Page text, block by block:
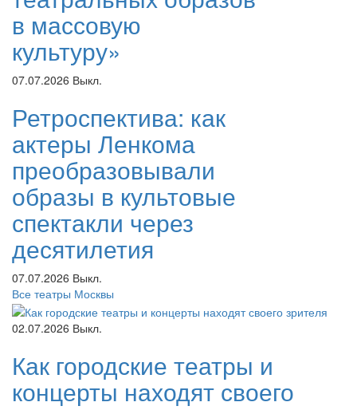
в массовую
культуру»
07.07.2026 Выкл.
Ретроспектива: как
актеры Ленкома
преобразовывали
образы в культовые
спектакли через
десятилетия
07.07.2026 Выкл.
Все театры Москвы
02.07.2026 Выкл.
Как городские театры и
концерты находят своего